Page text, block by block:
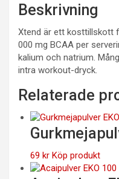
Beskrivning
Xtend är ett kosttillskott
000 mg BCAA per
kalium och natrium.
intra workout-dryck.
Relaterade
69 kr Köp produkt